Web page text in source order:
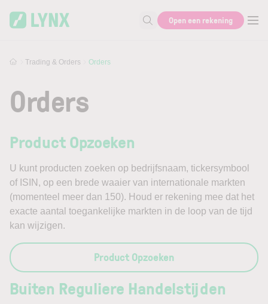
Zoek naar informatie
Open een rekening
Trading & Orders Orders
Orders
Product Opzoeken
U kunt producten zoeken op bedrijfsnaam, tickersymbool
of ISIN, op een brede waaier van internationale markten
(momenteel meer dan 150). Houd er rekening mee dat het
exacte aantal toegankelijke markten in de loop van de tijd
kan wijzigen.
Product Opzoeken
Buiten Reguliere Handelstijden